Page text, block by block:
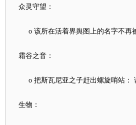
众灵守望：
o 该所在活着界舆图上的名字不再被
霜谷之音：
o 把斯瓦尼亚之子赶出螺旋哨站：
生物：